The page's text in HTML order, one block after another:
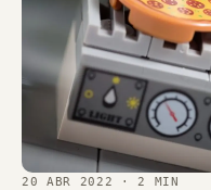
20 ABR 2022 · 2 MIN